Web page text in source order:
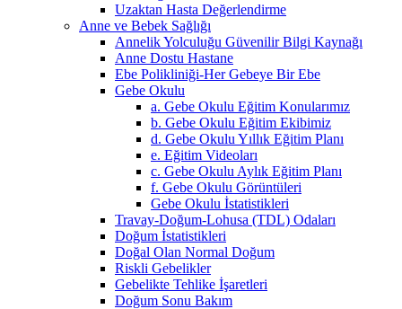
Uzaktan Hasta Değerlendirme
Anne ve Bebek Sağlığı
Annelik Yolculuğu Güvenilir Bilgi Kaynağı
Anne Dostu Hastane
Ebe Polikliniği-Her Gebeye Bir Ebe
Gebe Okulu
a. Gebe Okulu Eğitim Konularımız
b. Gebe Okulu Eğitim Ekibimiz
d. Gebe Okulu Yıllık Eğitim Planı
e. Eğitim Videoları
c. Gebe Okulu Aylık Eğitim Planı
f. Gebe Okulu Görüntüleri
Gebe Okulu İstatistikleri
Travay-Doğum-Lohusa (TDL) Odaları
Doğum İstatistikleri
Doğal Olan Normal Doğum
Riskli Gebelikler
Gebelikte Tehlike İşaretleri
Doğum Sonu Bakım